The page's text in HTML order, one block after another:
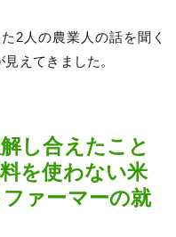
2人の農業人の話を聞く
えてきました。
し合えたこと
を使わない米
ァーマーの就